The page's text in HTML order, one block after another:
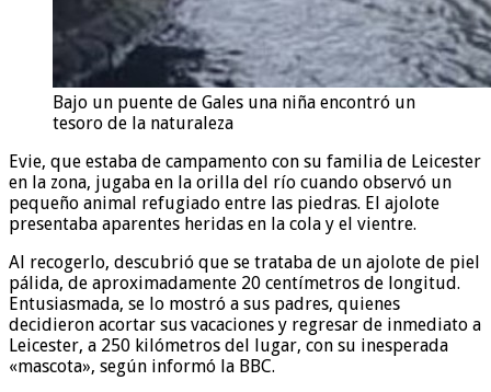
Bajo un puente de Gales una niña encontró un
tesoro de la naturaleza
Evie, que estaba de campamento con su familia de Leicester
en la zona, jugaba en la orilla del río cuando observó un
pequeño animal refugiado entre las piedras. El ajolote
presentaba aparentes heridas en la cola y el vientre.
Al recogerlo, descubrió que se trataba de un ajolote de piel
pálida, de aproximadamente 20 centímetros de longitud.
Entusiasmada, se lo mostró a sus padres, quienes
decidieron acortar sus vacaciones y regresar de inmediato a
Leicester, a 250 kilómetros del lugar, con su inesperada
«mascota», según informó la BBC.